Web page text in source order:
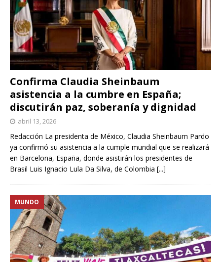
Confirma Claudia Sheinbaum
asistencia a la cumbre en España;
discutirán paz, soberanía y dignidad
abril 13, 2026
Redacción La presidenta de México, Claudia Sheinbaum Pardo
ya confirmó su asistencia a la cumple mundial que se realizará
en Barcelona, España, donde asistirán los presidentes de
Brasil Luis Ignacio Lula Da Silva, de Colombia [...]
MUNDO